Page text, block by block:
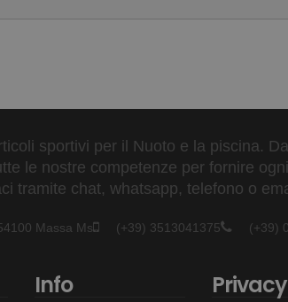
affrontare le tue giornate da nuotatore con
sportivi per il Nuoto e la piscina.
le nostre competenze per fornire
tramite chat, whatsapp, telefono o
Massa Ms (+39) 3513041375 (+39)
Info